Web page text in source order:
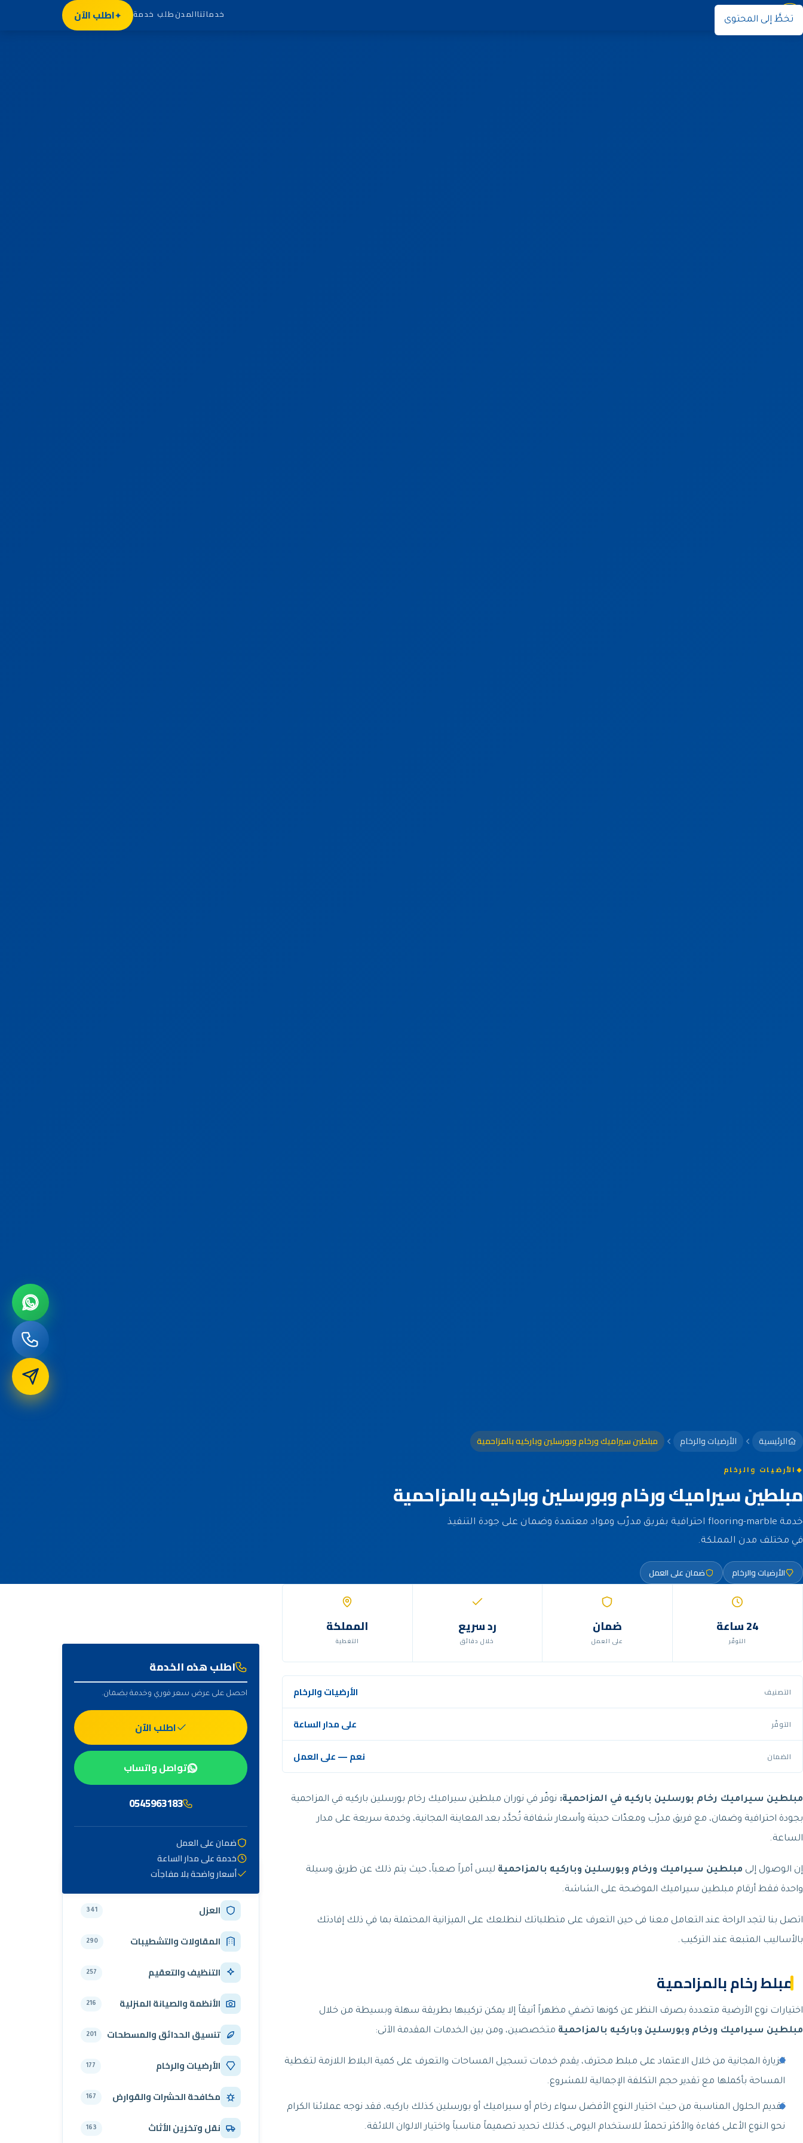
تخطَّ إلى المحتوى خدماتناالمدنطلب خدمة اطلب الآن نوران
الرئيسية الأرضيات والرخام مبلطين سيراميك ورخام وبورسلين وباركيه بالمزاحمية
الأرضيات والرخام
مبلطين سيراميك ورخام وبورسلين وباركيه بالمزاحمية
خدمة flooring-marble احترافية بفريق مدرّب ومواد معتمدة وضمان على جودة التنفيذ
في مختلف مدن المملكة.
الأرضيات والرخام ضمان على العمل
24 ساعة
التوفّر
ضمان
على العمل
رد سريع
خلال دقائق
المملكة
التغطية
التصنيف الأرضيات والرخام
التوفّر على مدار الساعة
الضمان نعم — على العمل
مبلطين سيراميك رخام بورسلين باركيه في المزاحمية: نوفّر في نوران مبلطين سيراميك رخام بورسلين باركيه في المزاحمية
بجودة احترافية وضمان، مع فريق مدرّب ومعدّات حديثة وأسعار شفافة تُحدَّد بعد المعاينة المجانية، وخدمة سريعة على مدار
الساعة.
إن الوصول إلى مبلطين سيراميك ورخام وبورسلين وباركيه بالمزاحمية ليس أمراً صعباً، حيث يتم ذلك عن طريق وسيلة
واحدة فقط أرقام مبلطين سيراميك الموضحة على الشاشة.
اتصل بنا لتجد الراحة عند التعامل معنا فى حين التعرف على متطلباتك لنطلعك على الميزانية المحتملة بما في ذلك إفادتك
بالأساليب المتبعة عند التركيب.
مبلط رخام بالمزاحمية
اختيارات نوع الأرضية متعددة بصرف النظر عن كونها تضفي مظهراً أنيقاً إلا يمكن تركيبها بطريقة سهلة وبسيطة من خلال
مبلطين سيراميك ورخام وبورسلين وباركيه بالمزاحمية متخصصين، ومن بين الخدمات المقدمة الآتى:
الزيارة المجانية من خلال الاعتماد على مبلط محترف، يقدم خدمات تسجيل المساحات والتعرف على كمية البلاط اللازمة لتغطية
المساحة بأكملها مع تقدير حجم التكلفة الإجمالية للمشروع.
تقديم الحلول المناسبة من حيث اختيار النوع الأفضل سواء رخام أو سيراميك أو بورسلين كذلك باركيه، فقد نوجه عملائنا الكرام
نحو النوع الأعلى كفاءة والأكثر تحملاً للاستخدام اليومى، كذلك تحديد تصميماً مناسباً واختيار الالوان اللائقة.
اطلب هذه الخدمة
احصل على عرض سعر فوري وخدمة بضمان.
اطلب الآن
تواصل واتساب
0545963183
ضمان على العمل
خدمة على مدار الساعة
أسعار واضحة بلا مفاجآت
أهم التصنيفات
العزل 341
المقاولات والتشطيبات 290
التنظيف والتعقيم 257
الأنظمة والصيانة المنزلية 216
تنسيق الحدائق والمسطحات 201
الأرضيات والرخام 177
مكافحة الحشرات والقوارض 167
نقل وتخزين الأثاث 163